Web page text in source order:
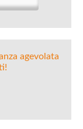
agevolata